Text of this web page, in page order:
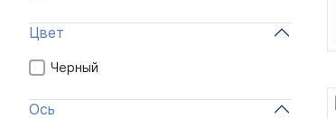
Цвет
Черный
Ось